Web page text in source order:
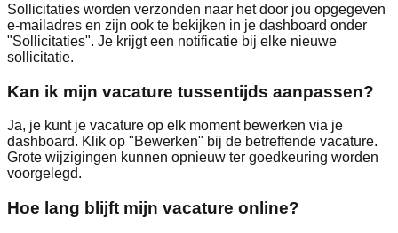
Sollicitaties worden verzonden naar het door jou opgegeven
e-mailadres en zijn ook te bekijken in je dashboard onder
"Sollicitaties". Je krijgt een notificatie bij elke nieuwe
sollicitatie.
Kan ik mijn vacature tussentijds aanpassen?
Ja, je kunt je vacature op elk moment bewerken via je
dashboard. Klik op "Bewerken" bij de betreffende vacature.
Grote wijzigingen kunnen opnieuw ter goedkeuring worden
voorgelegd.
Hoe lang blijft mijn vacature online?